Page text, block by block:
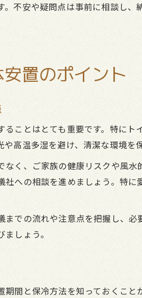
不安や疑問点は事前に相談し
置のポイント
ことはとても重要です。特に
高温多湿を避け、清潔な環境を
く、ご家族の健康リスクや風
への相談を進めましょう。特
での流れや注意点を把握し、
しょう。
間と保冷方法を知っておくこ